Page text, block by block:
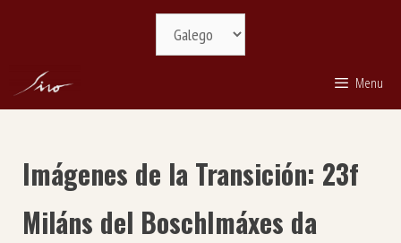
Menu
Imágenes de la Transición: 23f
Miláns del BoschImáxes da